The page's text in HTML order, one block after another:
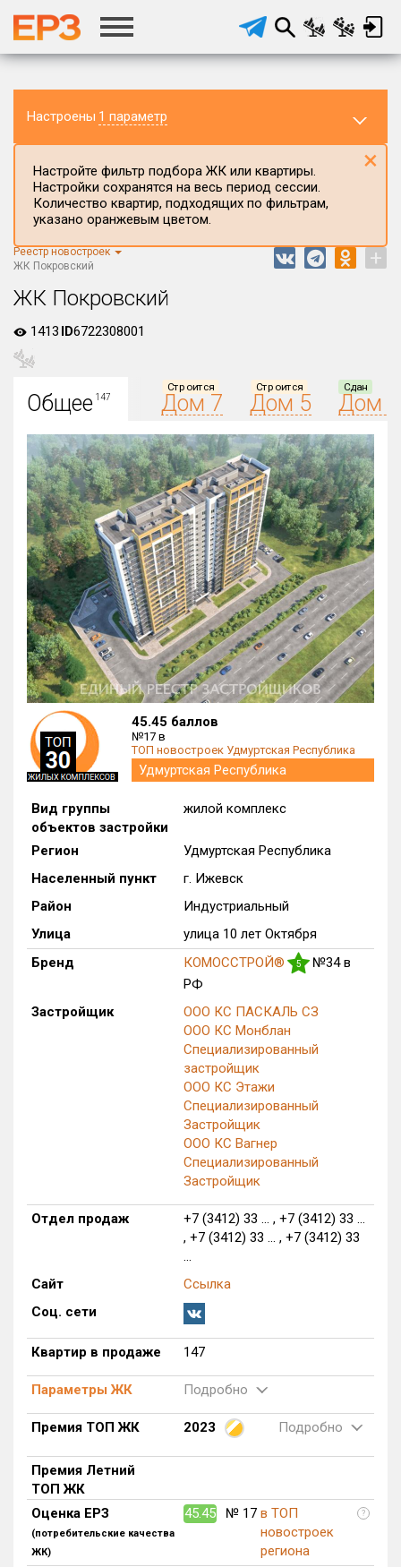
Настроены 1 параметр
Регион ЖК
Район в регионе
Все
Населённый пункт
Все
Район в городе
Все
₽/м² млн ₽
Цена
от до
Общая площадь, м²
от до
Срок сдачи
от до
Вид объекта
Кол-во комнат
Только новые
от до
с продажами
Квартир, апартаментов,
блоков в БД
147 из 9 946
Настройте фильтр подбора ЖК или квартиры.
Настройки сохранятся на весь период сессии.
Количество квартир, подходящих по фильтрам,
указано оранжевым цветом.
×
Реестр новостроек
ЖК Покровский
+
ЖК Покровский
1413 ID6722308001
Общее147
Строится
Дом 7
Строится
Дом 5
Сдан
Дом 4
45.45 баллов
№17 в
ТОП новостроек Удмуртская Республика
Удмуртская Республика
Вид группы
объектов застройки
жилой комплекс
Регион
Удмуртская Республика
Населенный пункт
г. Ижевск
Район
Индустриальный
Улица
улица 10 лет Октября
Бренд
КОМОССТРОЙ® 5
№34 в
РФ
Застройщик
ООО КС ПАСКАЛЬ СЗ
ООО КС Монблан
Специализированный
застройщик
ООО КС Этажи
Специализированный
Застройщик
ООО КС Вагнер
Специализированный
Застройщик
Отдел продаж
+7 (3412) 33 ... , +7 (3412) 33 ...
, +7 (3412) 33 ... , +7 (3412) 33
...
Сайт
Ссылка
Соц. сети
Квартир в продаже 147
Параметры ЖК Подробно
Премия ТОП ЖК 2023 Подробно
Премия Летний
ТОП ЖК
Оценка ЕРЗ
(потребительские качества
ЖК)
45.45 № 17 в ТОП
новостроек
региона
?